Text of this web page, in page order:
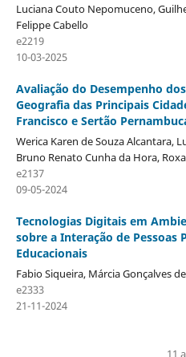
Luciana Couto Nepomuceno,
Felippe Cabello
e2219
10-03-2025
Avaliação do Desempenho
Geografia das Principais
Francisco e Sertão
Werica Karen de Souza Alcantara,
Bruno Renato Cunha da Hora,
e2137
09-05-2024
Tecnologias Digitais em
sobre a Interação de Pessoas
Educacionais
Fabio Siqueira, Márcia Gonçalves
e2333
21-11-2024
11